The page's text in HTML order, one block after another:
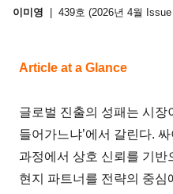
이미영 439호 (2026년 4월
Article at a Glance
글로벌 진출의 성패는 시장
들어가느냐’에서 갈린다.
과정에서 상호 신뢰를 기반
현지 파트너를 전략의 중심